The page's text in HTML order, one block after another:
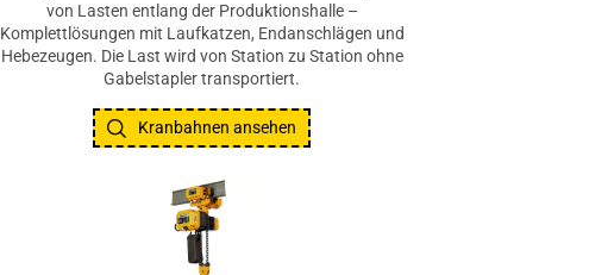
von Lasten entlang der Produktionshalle –
Komplettlösungen mit Laufkatzen, Endanschlägen und
Hebezeugen. Die Last wird von Station zu Station ohne
Gabelstapler transportiert.
Kranbahnen ansehen